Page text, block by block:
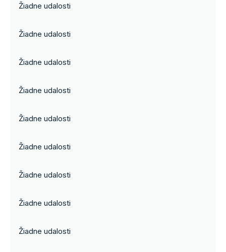
Žiadne udalosti
Žiadne udalosti
Žiadne udalosti
Žiadne udalosti
Žiadne udalosti
Žiadne udalosti
Žiadne udalosti
Žiadne udalosti
Žiadne udalosti